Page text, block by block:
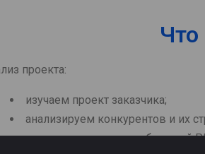
Что
проекта:
изучаем проект заказчика;
анализируем конкурентов и их
согласуем параметры будущей